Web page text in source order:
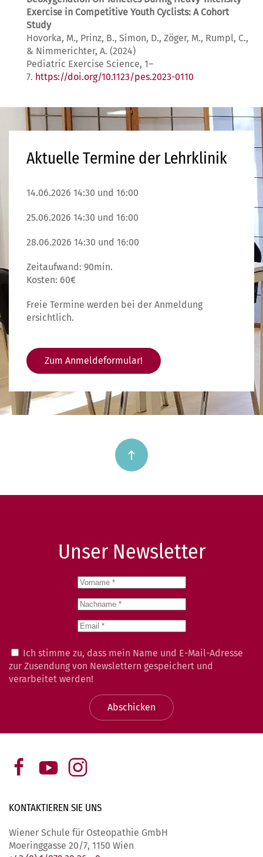
Exercise in Competitive Youth Cyclists: A Cohort
Study
Hovorka, M., Prinz, B., Simon, D., Zöger, M., Rumpl, C.,
& Nimmerichter, A. (2024)
Pediatric Exercise Science, 1–
7. https://doi.org/10.1123/pes.2023-0110
Aktuelle Termine der Lehrklinik
14.06.2026 14:30 und 16:00
25.06.2026 14:30 und 16:00
28.06.2026 14:30 und 16:00
Zeitaufwand: 90min.
Kosten: 60€
Freie Termine werden bei der Anmeldung
ersichtlich.
Zum Anmeldeformular!
Unser Newsletter
Ich stimme zu, dass mein Name und E-Mail-Adresse
zur Zusendung von Newslettern gespeichert und
verarbeitet werden!
Abschicken
KONTAKTIEREN SIE UNS
Wiener Schule für Osteopathie GmbH
Moeringgasse 20/7, 1150 Wien